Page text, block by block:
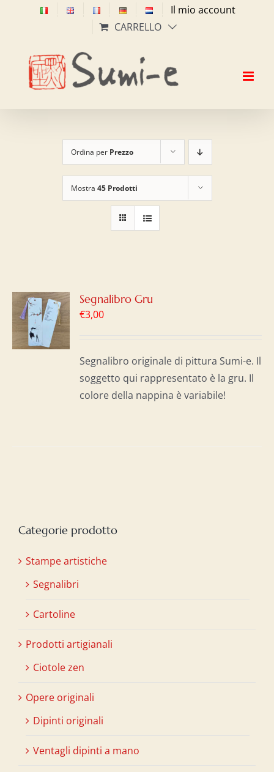
Il mio account
CARRELLO
Ordina per Prezzo
Mostra 45 Prodotti
Segnalibro Gru
€3,00
Segnalibro originale di pittura Sumi-e. Il
soggetto qui rappresentato è la gru. Il
colore della nappina è variabile!
Categorie prodotto
Stampe artistiche
Segnalibri
Cartoline
Prodotti artigianali
Ciotole zen
Opere originali
Dipinti originali
Ventagli dipinti a mano